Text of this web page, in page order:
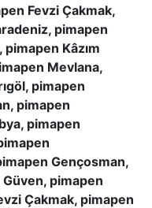
Fevzi Çakmak,
pimapen
pimapen Kâzım
Mevlana,
pimapen
pimapen
pimapen
Gençosman,
pimapen
Çakmak, pimapen